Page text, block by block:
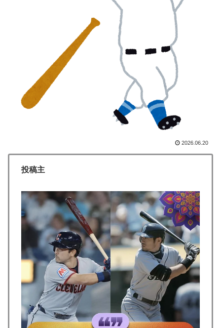
【朗報】寺田心、ベンチプレス110kgwww
韓国人「韓国サッカー協会関係者が『不適切接待は慣行
だった』と衝撃発言！日韓ワールドカップ4強にも疑い
の視線が向けられる」
「オーデコロンの定期注文が月50本、1808年の請求書
には72本」ナポレオンは1日2本を何に使っていたの
か…
【海外の反応】“新タナスコ”のディアスが地雷すぎる件
▶ 海外「素晴らしい！」日本が買収したUSスチール驚異
の大復活に米国人が大喜び
ビュー！圧巻3連続ブロックも披露で現地サポが気づく..
【海外の反応】
▶
外国人「俺達が見かけたヤバすぎる髪型を集めてみたｗ
ｗｗｗ」
▶
【海外の反応】中国がAI開発の主導権を握りつつあるよ
な → 「どうせアメリカは中国製AIを規制するんだろう
な」「自動車産業と同じ道を歩んでる気がする」
海外「日本人はなんて気高いんだ！」 英高級紙も驚愕
した極限の中の日本人の姿に世界が衝撃
【海外の反応】日本政府が、アメリカ政府によるネット
2026.06.20
投稿主